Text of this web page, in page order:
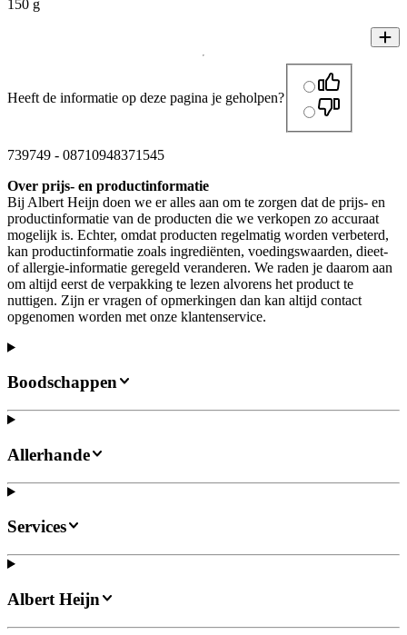
150 g
Heeft de informatie op deze pagina je geholpen?
739749 - 08710948371545
Over prijs- en productinformatie
Bij Albert Heijn doen we er alles aan om te zorgen dat de prijs- en
productinformatie van de producten die we verkopen zo accuraat
mogelijk is. Echter, omdat producten regelmatig worden verbeterd,
kan productinformatie zoals ingrediënten, voedingswaarden, dieet-
of allergie-informatie geregeld veranderen. We raden je daarom aan
om altijd eerst de verpakking te lezen alvorens het product te
nuttigen. Zijn er vragen of opmerkingen dan kan altijd contact
opgenomen worden met onze klantenservice.
Boodschappen
Allerhande
Services
Albert Heijn